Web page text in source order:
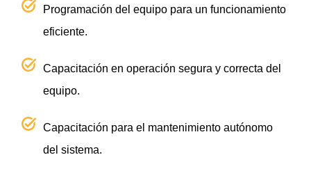
Programación del equipo para un funcionamiento
eficiente.
Capacitación en operación segura y correcta del
equipo.
Capacitación para el mantenimiento autónomo
del sistema.